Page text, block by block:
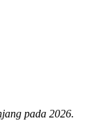
pada 2026.